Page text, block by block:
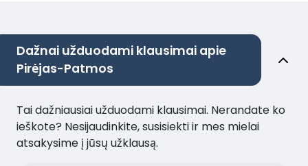
Dažnai užduodami klausimai apie
Pirėjas-Patmos
Tai dažniausiai užduodami klausimai. Nerandate ko
ieškote? Nesijaudinkite, susisiekti ir mes mielai
atsakysime į jūsų užklausą.